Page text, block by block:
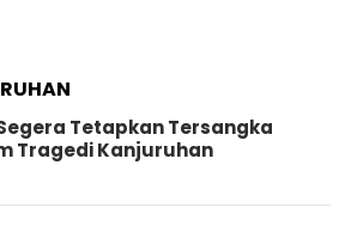
Tetapkan Tersangka
Tragedi Kanjuruhan